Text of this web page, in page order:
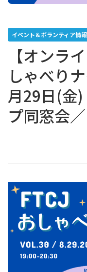
イベント＆ボランティア情報
【オンラ
しゃべり
月29日(金
プ同窓会